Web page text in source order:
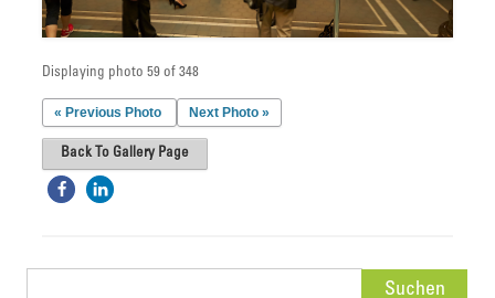
Displaying photo 59 of 348
« Previous Photo Next Photo »
Back To Gallery Page